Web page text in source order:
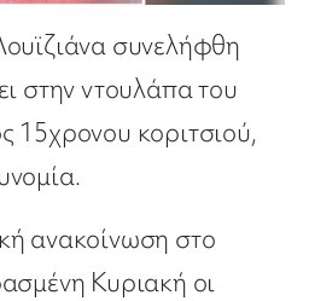
συνελήφθη
στην ντουλάπα του
15χρονου κοριτσιού,
ανακοίνωση στο
Κυριακή οι